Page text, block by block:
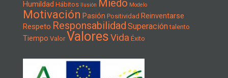
Humildad Hábitos Ilusión Miedo Modelo
Motivación Pasión Positividad Reinventarse
Respeto Responsabilidad Superación talento
Tiempo Valor ValoresVida Éxito